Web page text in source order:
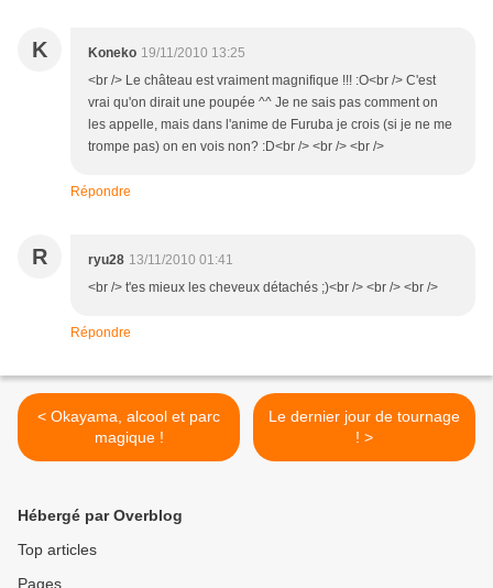
K Koneko 19/11/2010 13:25
<br /> Le château est vraiment magnifique !!! :O<br /> C'est
vrai qu'on dirait une poupée ^^ Je ne sais pas comment on
les appelle, mais dans l'anime de Furuba je crois (si je ne me
trompe pas) on en vois non? :D<br /> <br /> <br />
Répondre
R ryu28 13/11/2010 01:41
<br /> t'es mieux les cheveux détachés ;)<br /> <br /> <br />
Répondre
< Okayama, alcool et parc
magique !
Le dernier jour de tournage
! >
Hébergé par Overblog
Top articles
Pages